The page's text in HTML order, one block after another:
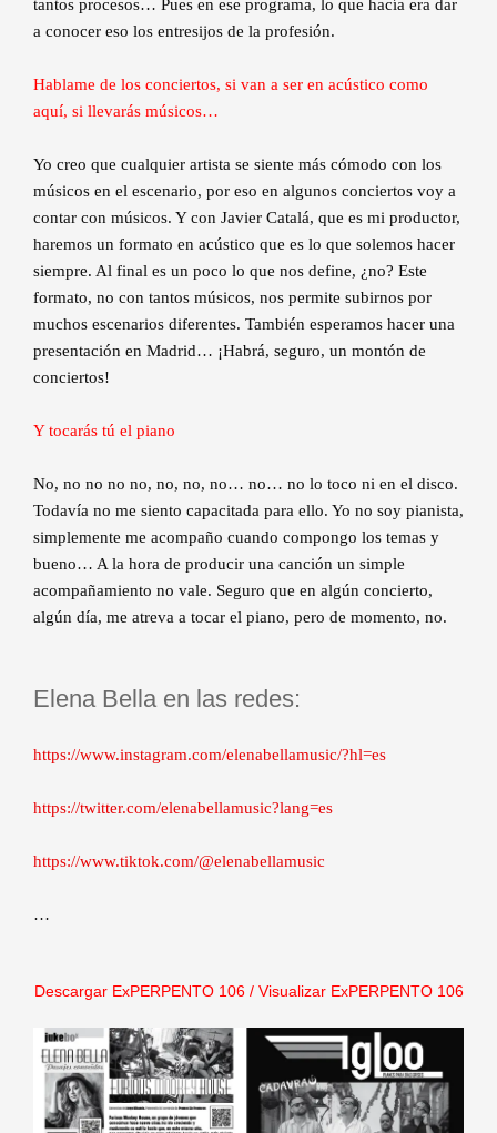
tantos procesos… Pues en ese programa, lo que hacía era dar
a conocer eso los entresijos de la profesión.
Hablame de los conciertos, si van a ser en acústico como
aquí, si llevarás músicos…
Yo creo que cualquier artista se siente más cómodo con los
músicos en el escenario, por eso en algunos conciertos voy a
contar con músicos. Y con Javier Catalá, que es mi productor,
haremos un formato en acústico que es lo que solemos hacer
siempre. Al final es un poco lo que nos define, ¿no? Este
formato, no con tantos músicos, nos permite subirnos por
muchos escenarios diferentes. También esperamos hacer una
presentación en Madrid… ¡Habrá, seguro, un montón de
conciertos!
Y tocarás tú el piano
No, no no no no, no, no, no… no… no lo toco ni en el disco.
Todavía no me siento capacitada para ello. Yo no soy pianista,
simplemente me acompaño cuando compongo los temas y
bueno… A la hora de producir una canción un simple
acompañamiento no vale. Seguro que en algún concierto,
algún día, me atreva a tocar el piano, pero de momento, no.
Elena Bella en las redes:
https://www.instagram.com/elenabellamusic/?hl=es
https://twitter.com/elenabellamusic?lang=es
https://www.tiktok.com/@elenabellamusic
…
Descargar ExPERPENTO 106/ Visualizar ExPERPENTO 106